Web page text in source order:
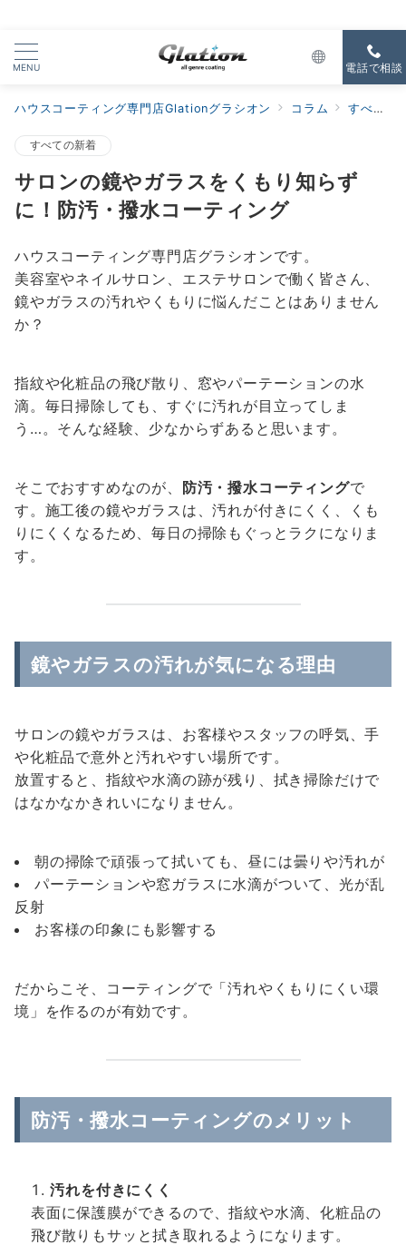
MENU 電話で相談
ハウスコーティング専門店Glationグラシオン コラム すべての新着
すべての新着
サロンの鏡やガラスをくもり知らず
に！防汚・撥水コーティング
ハウスコーティング専門店グラシオンです。
美容室やネイルサロン、エステサロンで働く皆さん、
鏡やガラスの汚れやくもりに悩んだことはありません
か？
指紋や化粧品の飛び散り、窓やパーテーションの水
滴。毎日掃除しても、すぐに汚れが目立ってしま
う…。そんな経験、少なからずあると思います。
そこでおすすめなのが、 防汚・撥水コーティングで
す。施工後の鏡やガラスは、汚れが付きにくく、くも
りにくくなるため、毎日の掃除もぐっとラクになりま
す。
鏡やガラスの汚れが気になる理由
サロンの鏡やガラスは、お客様やスタッフの呼気、手
や化粧品で意外と汚れやすい場所です。
放置すると、指紋や水滴の跡が残り、拭き掃除だけで
はなかなかきれいになりません。
朝の掃除で頑張って拭いても、昼には曇りや汚れが
パーテーションや窓ガラスに水滴がついて、光が乱
反射
お客様の印象にも影響する
だからこそ、コーティングで「汚れやくもりにくい環
境」を作るのが有効です。
防汚・撥水コーティングのメリット
汚れを付きにくく
表面に保護膜ができるので、指紋や水滴、化粧品の
飛び散りもサッと拭き取れるようになります。